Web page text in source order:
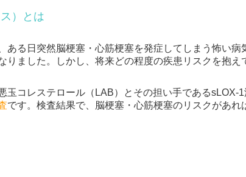
）とは
ある日突然脳梗塞・心筋梗塞を発症してしまう怖い
りました。しかし、将来どの程度の疾患リスクを抱
玉コレステロール（LAB）とその担い手であるsLOX-
です。検査結果で、脳梗塞・心筋梗塞のリスクがあ